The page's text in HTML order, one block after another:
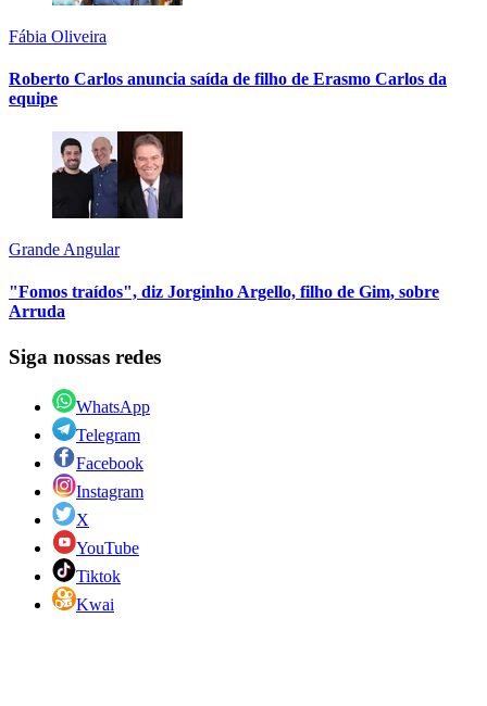
Fábia Oliveira
Roberto Carlos anuncia saída de filho de Erasmo Carlos da
equipe
Grande Angular
"Fomos traídos", diz Jorginho Argello, filho de Gim, sobre
Arruda
Siga nossas redes
WhatsApp
Telegram
Facebook
Instagram
X
YouTube
Tiktok
Kwai